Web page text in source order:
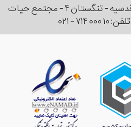
آدرس: تهران - خ پاسداران - رو به روی اقدسیه - تنگستان ۴ - مجتمع حیات
تلفن:۰۲۱ - ۷۱۴ ۰۰۰ ۱۰